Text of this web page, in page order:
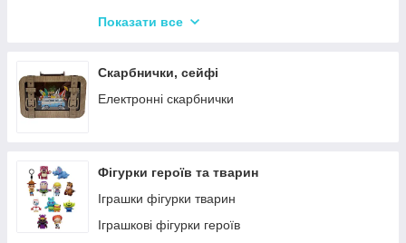
Крейда для Малювання
Рукоділля
Валіза для малювання
Насоси для матрасів та гумових виробів
Надувні матраци
Дитячі надувні басейни
Показати все
Скарбнички, сейфі
Електронні скарбнички
Фігурки героїв та тварин
Іграшки фігурки тварин
Іграшкові фігурки героїв